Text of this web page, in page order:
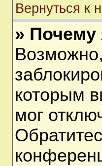
Вернуться к
» Почему
которым
мог